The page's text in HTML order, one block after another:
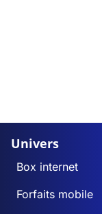
Univers
Box internet
Forfaits mobile